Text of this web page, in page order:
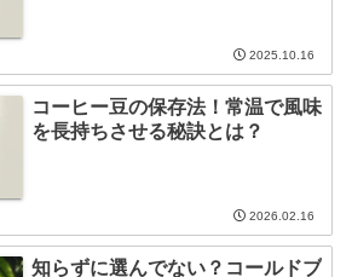
2025.10.16
コーヒー豆の保存法！常温で風味
を長持ちさせる秘訣とは？
2026.02.16
知らずに選んでない？コールドブ